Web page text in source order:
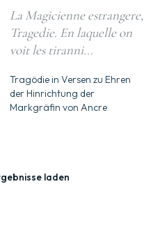
La Magicienne estrangere,
Tragedie. En laquelle on
voit les tiranni...
Tragödie in Versen zu Ehren
der Hinrichtung der
Markgräfin von Ancre
laden